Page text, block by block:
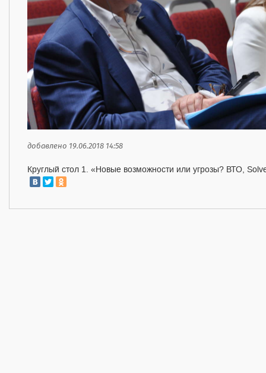
добавлено 19.06.2018 14:58
Круглый стол 1. «Новые возможности или угрозы? ВТО,